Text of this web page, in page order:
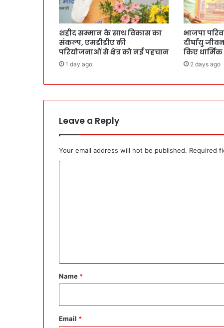
शहीद सम्मान के साथ विकास का
संकल्प, एमडीडीए की
परियोजनाओं से क्षेत्र को नई पहचान
1 day ago
भाजपा
दीर्घायु
किए
2 days ago
Leave a Reply
Your email address will not be published. Required
*
Name *
Email *